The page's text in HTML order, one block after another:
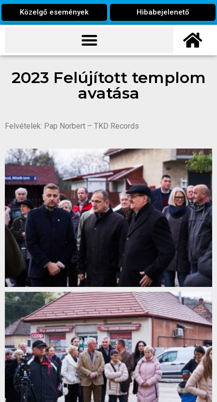
Közelgő események Hibabejelenető
2023 Felújított templom
avatása
Felvételek: Pap Norbert – TKD Records